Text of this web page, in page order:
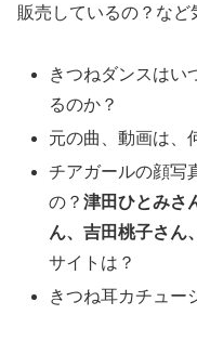
販売しているの？など
きつねダンスはい
るのか？
元の曲、動画は、
チアガールの顔写
の？津田ひとみさ
ん、吉田桃子さん
サイトは？
きつね耳カチュー